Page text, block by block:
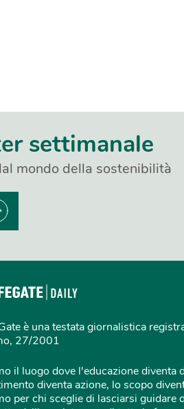
settimanale
mondo della sostenibilità
è una testata giornalistica
27/2001
il luogo dove l'educazione diventa
diventa azione, lo scopo
per chi sceglie di lasciarsi guidare